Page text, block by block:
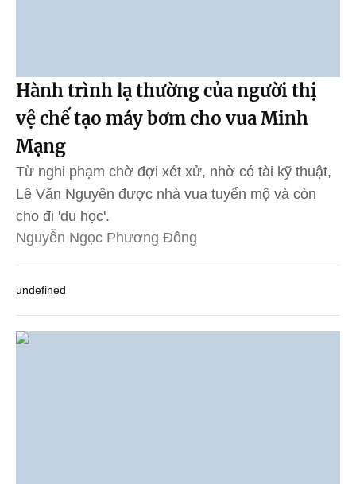
Hành trình lạ thường của người thị
vệ chế tạo máy bơm cho vua Minh
Mạng
Từ nghi phạm chờ đợi xét xử, nhờ có tài kỹ thuật,
Lê Văn Nguyên được nhà vua tuyển mộ và còn
cho đi 'du học'.
Nguyễn Ngọc Phương Đông
undefined